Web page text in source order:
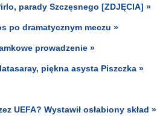
parady Szczęsnego [ZDJĘCIA] »
po dramatycznym meczu »
prowadzenie »
piękna asysta Piszczka »
UEFA? Wystawił osłabiony skład »